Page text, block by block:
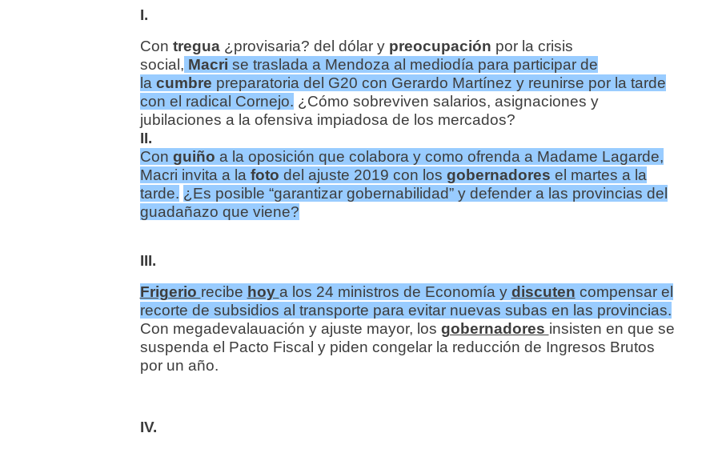
I.
Con tregua ¿provisaria? del dólar y preocupación por la crisis
social, Macri se traslada a Mendoza al mediodía para participar de
la cumbre preparatoria del G20 con Gerardo Martínez y reunirse por la tarde
con el radical Cornejo. ¿Cómo sobreviven salarios, asignaciones y
jubilaciones a la ofensiva impiadosa de los mercados?
II.
Con guiño a la oposición que colabora y como ofrenda a Madame Lagarde,
Macri invita a la foto del ajuste 2019 con los gobernadores el martes a la
tarde. ¿Es posible “garantizar gobernabilidad” y defender a las provincias del
guadañazo que viene?
III.
Frigerio recibe hoy a los 24 ministros de Economía y discuten compensar el
recorte de subsidios al transporte para evitar nuevas subas en las provincias.
Con megadevalauación y ajuste mayor, los gobernadores insisten en que se
suspenda el Pacto Fiscal y piden congelar la reducción de Ingresos Brutos
por un año.
IV.